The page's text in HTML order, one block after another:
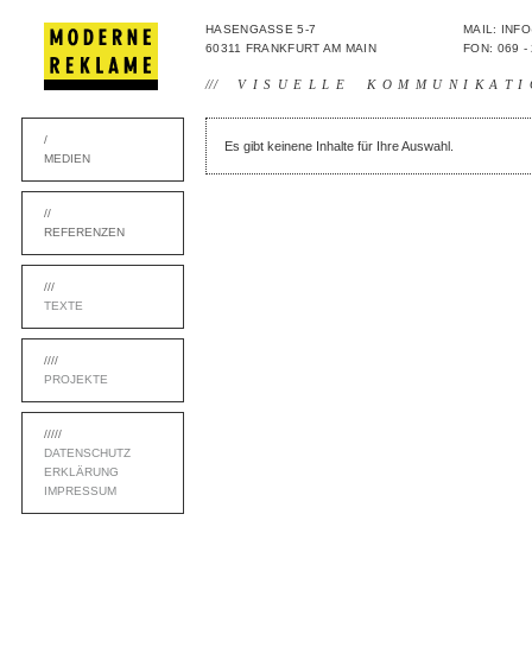
HASENGASSE 5-7
60311 FRANKFURT AM MAIN
MAIL:
FON: 069 -
/// VISUELLE
/
MEDIEN
//
REFERENZEN
///
TEXTE
////
PROJEKTE
/////
DATENSCHUTZ
ERKLÄRUNG
IMPRESSUM
Es gibt keinene Inhalte für Ihre Auswahl.